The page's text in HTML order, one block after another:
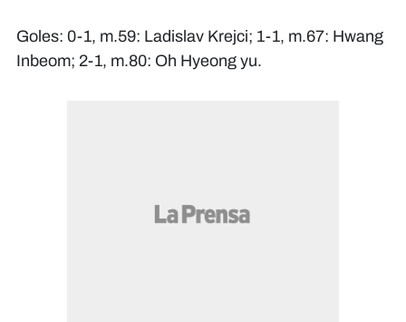
Goles: 0-1, m.59: Ladislav Krejci; 1-1, m.67: Hwang
Inbeom; 2-1, m.80: Oh Hyeong yu.